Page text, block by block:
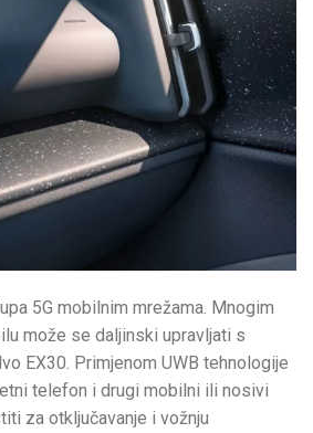
5G mobilnim mrežama. Mnogim
može se daljinski upravljati s
EX30. Primjenom UWB tehnologije
telefon i drugi mobilni ili nosivi
za otključavanje i vožnju